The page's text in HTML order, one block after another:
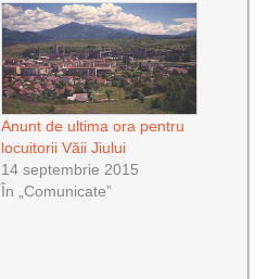
Anunt de ultima ora pentru
locuitorii Văii Jiului
14 septembrie 2015
În „Comunicate”